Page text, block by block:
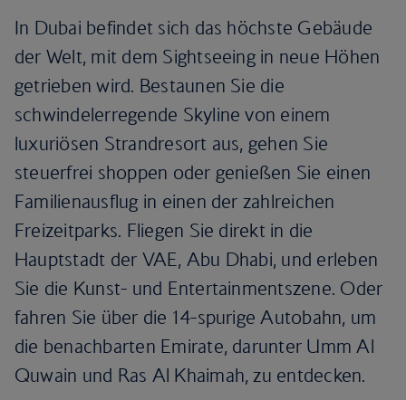
In Dubai befindet sich das höchste Gebäude
der Welt, mit dem Sightseeing in neue Höhen
getrieben wird. Bestaunen Sie die
schwindelerregende Skyline von einem
luxuriösen Strandresort aus, gehen Sie
steuerfrei shoppen oder genießen Sie einen
Familienausflug in einen der zahlreichen
Freizeitparks. Fliegen Sie direkt in die
Hauptstadt der VAE, Abu Dhabi, und erleben
Sie die Kunst- und Entertainmentszene. Oder
fahren Sie über die 14-spurige Autobahn, um
die benachbarten Emirate, darunter Umm Al
Quwain und Ras Al Khaimah, zu entdecken.